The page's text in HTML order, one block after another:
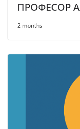
ПРОФЕСОР
2 months